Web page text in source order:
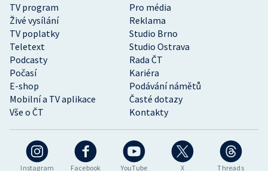
Instagram Facebook YouTube X Threads
TV program
Pro média
Živé vysílání
Reklama
TV poplatky
Studio Brno
Teletext
Studio Ostrava
Podcasty
Rada ČT
Počasí
Kariéra
E-shop
Podávání námětů
Mobilní a TV aplikace
Časté dotazy
Vše o ČT
Kontakty